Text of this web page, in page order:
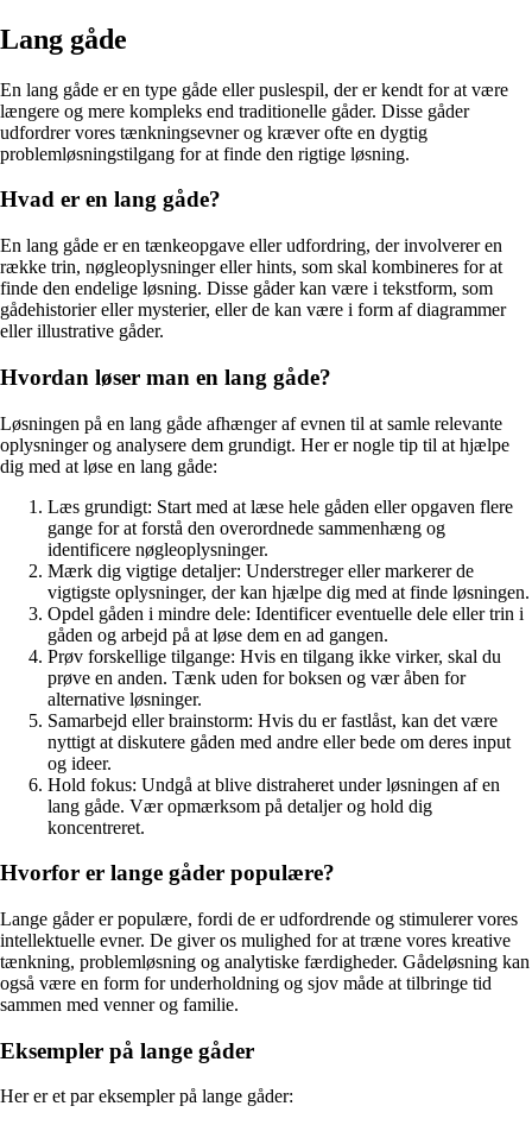
Lang gåde
En lang gåde er en type gåde eller puslespil, der er kendt for at være
længere og mere kompleks end traditionelle gåder. Disse gåder
udfordrer vores tænkningsevner og kræver ofte en dygtig
problemløsningstilgang for at finde den rigtige løsning.
Hvad er en lang gåde?
En lang gåde er en tænkeopgave eller udfordring, der involverer en
række trin, nøgleoplysninger eller hints, som skal kombineres for at
finde den endelige løsning. Disse gåder kan være i tekstform, som
gådehistorier eller mysterier, eller de kan være i form af diagrammer
eller illustrative gåder.
Hvordan løser man en lang gåde?
Løsningen på en lang gåde afhænger af evnen til at samle relevante
oplysninger og analysere dem grundigt. Her er nogle tip til at hjælpe
dig med at løse en lang gåde:
Læs grundigt: Start med at læse hele gåden eller opgaven flere
gange for at forstå den overordnede sammenhæng og
identificere nøgleoplysninger.
Mærk dig vigtige detaljer: Understreger eller markerer de
vigtigste oplysninger, der kan hjælpe dig med at finde løsningen.
Opdel gåden i mindre dele: Identificer eventuelle dele eller trin i
gåden og arbejd på at løse dem en ad gangen.
Prøv forskellige tilgange: Hvis en tilgang ikke virker, skal du
prøve en anden. Tænk uden for boksen og vær åben for
alternative løsninger.
Samarbejd eller brainstorm: Hvis du er fastlåst, kan det være
nyttigt at diskutere gåden med andre eller bede om deres input
og ideer.
Hold fokus: Undgå at blive distraheret under løsningen af ​​en
lang gåde. Vær opmærksom på detaljer og hold dig
koncentreret.
Hvorfor er lange gåder populære?
Lange gåder er populære, fordi de er udfordrende og stimulerer vores
intellektuelle evner. De giver os mulighed for at træne vores kreative
tænkning, problemløsning og analytiske færdigheder. Gådeløsning kan
også være en form for underholdning og sjov måde at tilbringe tid
sammen med venner og familie.
Eksempler på lange gåder
Her er et par eksempler på lange gåder: